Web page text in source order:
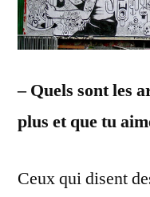
– Quels sont les
plus et que tu
Ceux qui disent